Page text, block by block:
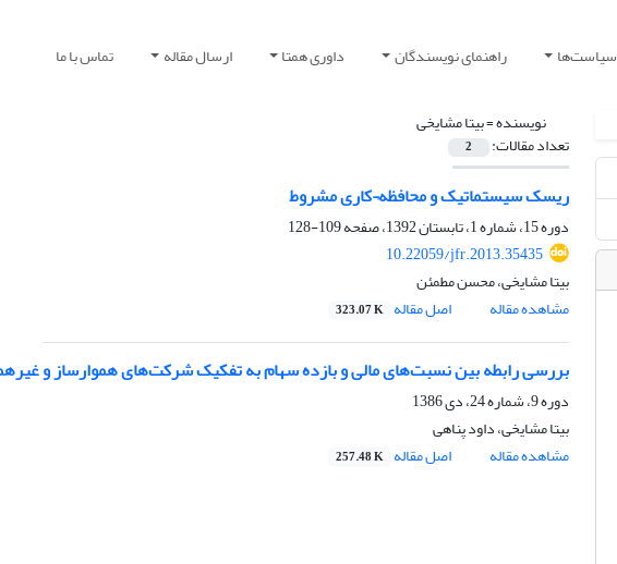
سیاست‌ها راهنمای نویسندگان داوری همتا ارسال مقاله تماس با ما
نویسنده =بیتا مشایخی
تعداد مقالات: 2
ریسک سیستماتیک و محافظه¬کاری مشروط
دوره 15، شماره 1، تابستان 1392، صفحه
109-128
10.22059/jfr.2013.35435
بیتا مشایخی، محسن مطمئن
مشاهده مقاله
اصل مقاله 323.07 K
بررسی رابطه بین نسبت‌های مالی و بازده سهام به تفکیک شرکت‌های هموارساز و
دوره 9، شماره 24، دی 1386
بیتا مشایخی، داود پناهی
مشاهده مقاله
اصل مقاله 257.48 K